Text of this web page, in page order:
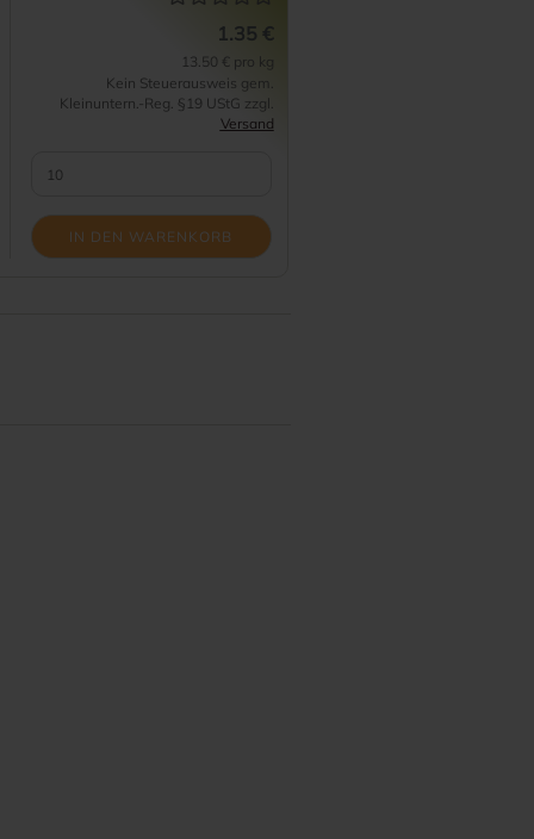
1.35 €
13.50 € pro kg
Kein Steuerausweis gem.
Kleinuntern.-Reg. §19 UStG zzgl.
Versand
IN DEN WARENKORB